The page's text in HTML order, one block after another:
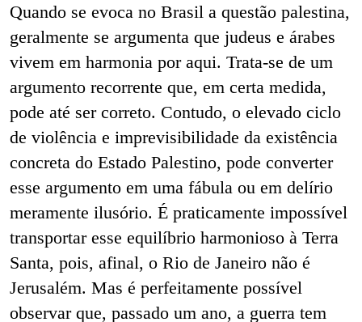
Quando se evoca no Brasil a questão palestina,
geralmente se argumenta que judeus e árabes
vivem em harmonia por aqui. Trata-se de um
argumento recorrente que, em certa medida,
pode até ser correto. Contudo, o elevado ciclo
de violência e imprevisibilidade da existência
concreta do Estado Palestino, pode converter
esse argumento em uma fábula ou em delírio
meramente ilusório. É praticamente impossível
transportar esse equilíbrio harmonioso à Terra
Santa, pois, afinal, o Rio de Janeiro não é
Jerusalém. Mas é perfeitamente possível
observar que, passado um ano, a guerra tem